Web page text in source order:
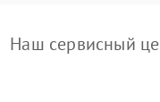
Наш сервисный